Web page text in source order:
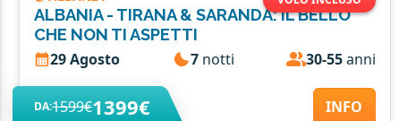
ALBANIA - TIRANA & SARANDA: IL BELLO
CHE NON TI ASPETTI
29 Agosto 7notti 30-55anni
DA:1599€1399€ INFO